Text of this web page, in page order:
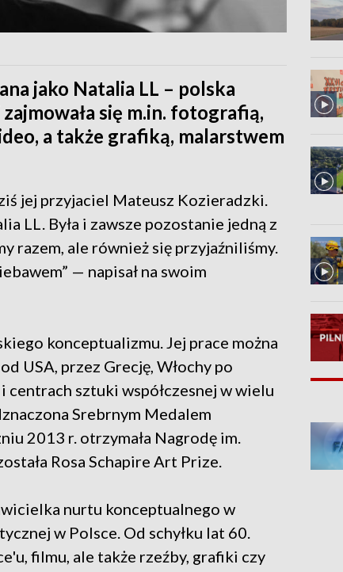
jako Natalia LL – polska
się m.in. fotografią,
a także grafiką, malarstwem
jej przyjaciel Mateusz Kozieradzki.
LL. Była i zawsze pozostanie jedną z
razem, ale również się przyjaźniliśmy.
— napisał na swoim
konceptualizmu. Jej prace można
USA, przez Grecję, Włochy po
centrach sztuki współczesnej w wielu
Srebrnym Medalem
2013 r. otrzymała Nagrodę im.
Rosa Schapire Art Prize.
nurtu konceptualnego w
w Polsce. Od schyłku lat 60.
filmu, ale także rzeźby, grafiki czy